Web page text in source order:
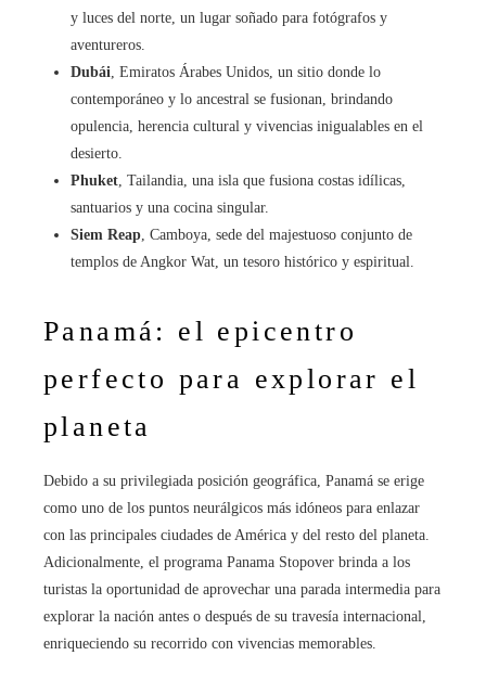
y luces del norte, un lugar soñado para fotógrafos y
aventureros.
Dubái, Emiratos Árabes Unidos, un sitio donde lo
contemporáneo y lo ancestral se fusionan, brindando
opulencia, herencia cultural y vivencias inigualables en el
desierto.
Phuket, Tailandia, una isla que fusiona costas idílicas,
santuarios y una cocina singular.
Siem Reap, Camboya, sede del majestuoso conjunto de
templos de Angkor Wat, un tesoro histórico y espiritual.
Panamá: el epicentro
perfecto para explorar el
planeta
Debido a su privilegiada posición geográfica, Panamá se erige
como uno de los puntos neurálgicos más idóneos para enlazar
con las principales ciudades de América y del resto del planeta.
Adicionalmente, el programa Panama Stopover brinda a los
turistas la oportunidad de aprovechar una parada intermedia para
explorar la nación antes o después de su travesía internacional,
enriqueciendo su recorrido con vivencias memorables.